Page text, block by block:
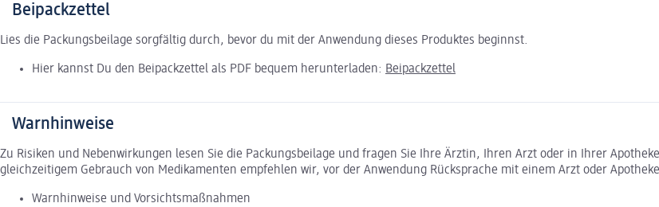
Beipackzettel
Lies die Packungsbeilage sorgfältig durch, bevor du mit der Anwendung dieses Produktes beginnst.
Hier kannst Du den Beipackzettel als PDF bequem herunterladen: Beipackzettel
Warnhinweise
Zu Risiken und Nebenwirkungen lesen Sie die Packungsbeilage und fragen Sie Ihre Ärztin, Ihren Arzt oder in Ihrer
gleichzeitigem Gebrauch von Medikamenten empfehlen wir, vor der Anwendung Rücksprache mit einem Arzt oder
Warnhinweise und Vorsichtsmaßnahmen